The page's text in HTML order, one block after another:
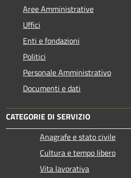
Aree Amministrative
Uffici
Enti e fondazioni
Politici
Personale Amministrativo
Documenti e dati
CATEGORIE DI SERVIZIO
Anagrafe e stato civile
Cultura e tempo libero
Vita lavorativa